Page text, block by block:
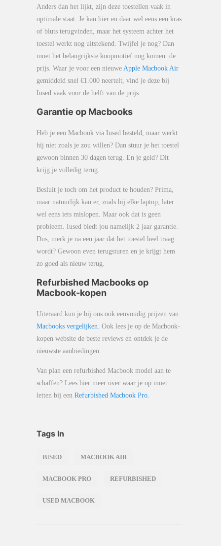
Anders dan het lijkt, zijn deze toestellen vaak in
optimale staat. Je kan hier en daar wel eens een kras
of bluts terugvinden, maar het systeem achter het
toestel werkt nog uitstekend. Twijfel je nog? Dan
moet het belangrijkste koopmotief nog komen: de
prijs. Waar je voor een nieuwe Apple Macbook Air
gemiddeld snel €1.000 neertelt, vind je deze bij
Iused vaak voor de helft van de prijs.
Garantie op Macbooks
Heb je een Macbook via Iused besteld, maar werkt
hij niet zoals je zou willen? Dan stuur je het toestel
gewoon binnen 30 dagen terug. En je geld? Dit
krijg je volledig terug.
Besluit je toch om het product te houden? Prima,
maar natuurlijk kan er, zoals bij elke laptop, later
wel eens iets mislopen. Maar ook dat is geen
probleem. Iused biedt jou namelijk 2 jaar garantie.
Dus, merk je na een jaar dat het toestel heel traag
wordt? Gewoon even terugsturen en je krijgt hem
zo goed als nieuw terug.
Refurbished Macbooks op
Macbook-kopen
Uiteraard kun je bij ons ook eenvoudig prijzen van
Macbooks vergelijken. Ook lees je op de Macbook-
kopen website de beste reviews en ontdek je de
nieuwste aanbiedingen.
Van plan een refurbished Macbook model aan te
schaffen? Lees hier meer over waar je op moet
letten bij een Refurbished Macbook Pro.
Tags In
IUSED MACBOOK AIR
MACBOOK PRO REFURBISHED
USED MACBOOK